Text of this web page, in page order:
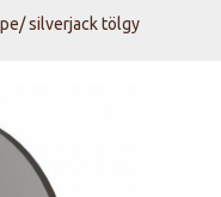
silverjack tölgy